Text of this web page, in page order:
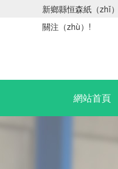
新鄉縣恒森紙（zhǐ
關注（zhù）!
網站首頁